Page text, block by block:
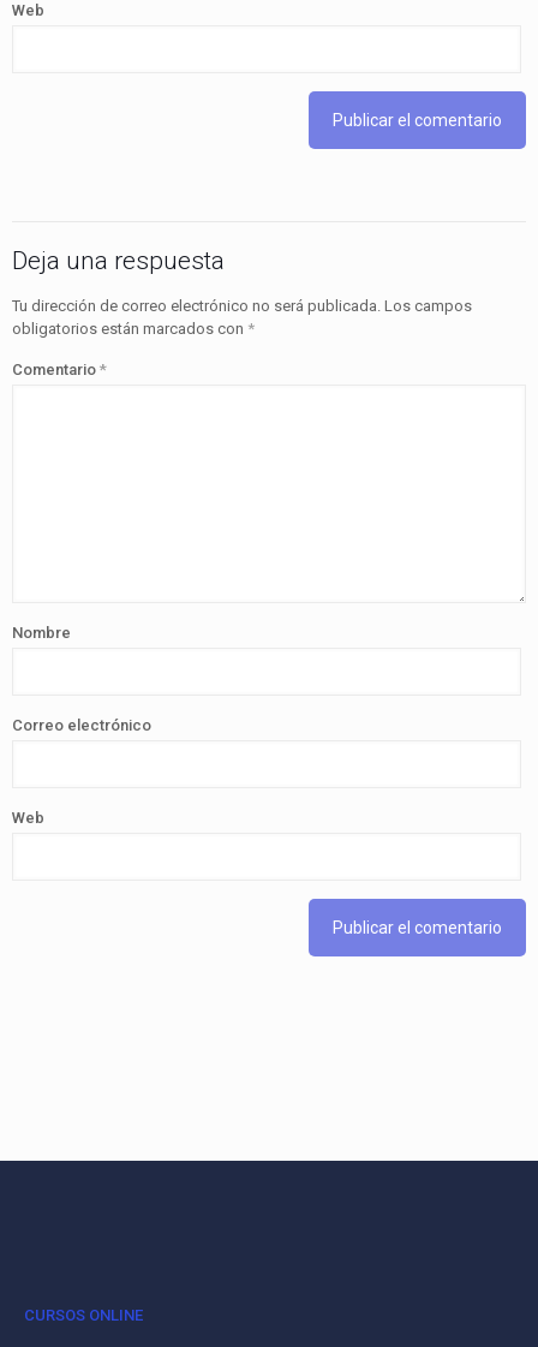
Web
Deja una respuesta
Tu dirección de correo electrónico no será publicada. Los campos
obligatorios están marcados con *
Comentario *
Nombre
Correo electrónico
Web
CURSOS ONLINE